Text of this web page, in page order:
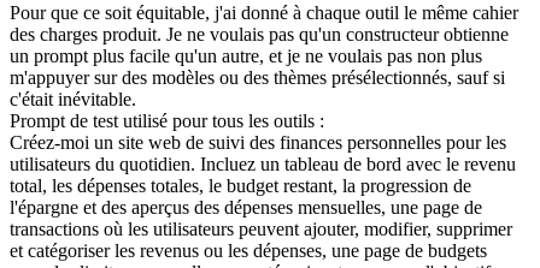
Pour que ce soit équitable, j'ai donné à chaque outil le même cahier
des charges produit. Je ne voulais pas qu'un constructeur obtienne
un prompt plus facile qu'un autre, et je ne voulais pas non plus
m'appuyer sur des modèles ou des thèmes présélectionnés, sauf si
c'était inévitable.
Prompt de test utilisé pour tous les outils :
Créez-moi un site web de suivi des finances personnelles pour les
utilisateurs du quotidien. Incluez un tableau de bord avec le revenu
total, les dépenses totales, le budget restant, la progression de
l'épargne et des aperçus des dépenses mensuelles, une page de
transactions où les utilisateurs peuvent ajouter, modifier, supprimer
et catégoriser les revenus ou les dépenses, une page de budgets